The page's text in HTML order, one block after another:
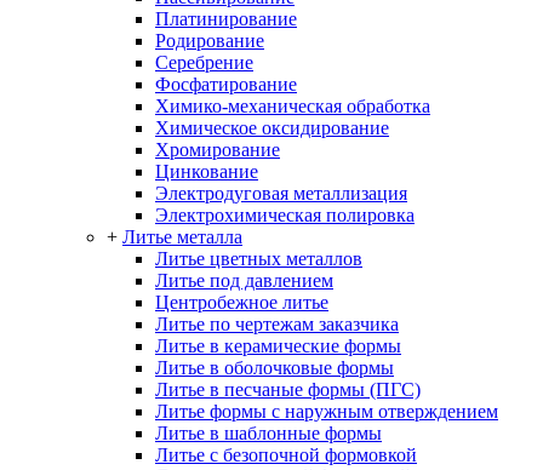
Платинирование
Родирование
Серебрение
Фосфатирование
Химико-механическая обработка
Химическое оксидирование
Хромирование
Цинкование
Электродуговая металлизация
Электрохимическая полировка
+ Литье металла
Литье цветных металлов
Литье под давлением
Центробежное литье
Литье по чертежам заказчика
Литье в керамические формы
Литье в оболочковые формы
Литье в песчаные формы (ПГС)
Литье формы с наружным отверждением
Литье в шаблонные формы
Литье с безопочной формовкой